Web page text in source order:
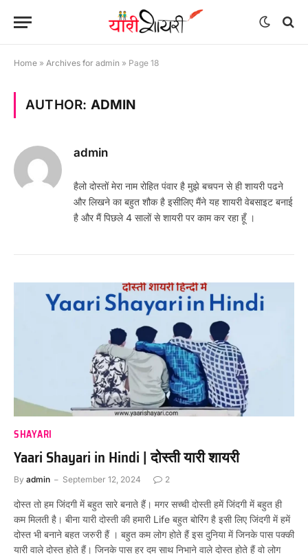
Home » Archives for admin » Page 18
AUTHOR: ADMIN
admin
हैलो दोस्तों मेरा नाम रोहित पंवार है मुझे बचपन से ही शायरी पढने
और लिखने का बहुत शौक है इसीलिए मैंने यह शायरी वेबसाइट बनाई
है और मैं पिछले 4 सालों से शायरी पर काम कर रहा हूँ ।
SHAYARI
Yaari Shayari in Hindi | दोस्ती यारी शायरी
By admin September 12, 2024 2
दोस्त तो हम जिंदगी में बहुत सारे बनाते हैं। मगर सच्ची दोस्ती हमें जिंदगी में बहुत ही
कम मिलती है। बीना यारी दोस्ती की हमारी Life बहुत बोरिंग है इसी लिए जिंदगी में हमें
दोस्त भी बनाने बहत जरुरी हैं । बहुत कम लोग होते हैं इस दुनिया में जिनके पास पक्की
यारी वाले दोस्त होते हैं। जिनके पास हर दम साथ निभाने वाले दोस्त होते हैं वो लोग